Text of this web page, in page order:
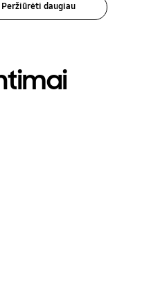
Peržiūrėti daugiau